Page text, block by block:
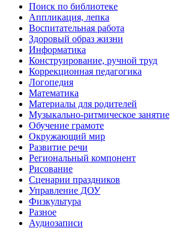
Поиск по библиотеке
Аппликация, лепка
Воспитательная работа
Здоровый образ жизни
Информатика
Конструирование, ручной труд
Коррекционная педагогика
Логопедия
Математика
Материалы для родителей
Музыкально-ритмическое занятие
Обучение грамоте
Окружающий мир
Развитие речи
Региональный компонент
Рисование
Сценарии праздников
Управление ДОУ
Физкультура
Разное
Аудиозаписи